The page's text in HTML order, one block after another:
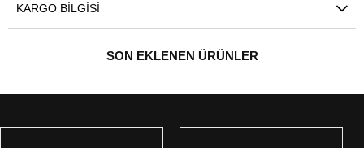
KARGO BILGISI
SON EKLENEN ÜRÜNLER